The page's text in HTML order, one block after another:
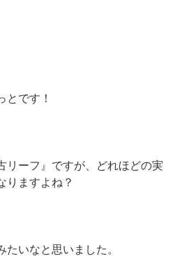
とです！
リーフ』ですが、どれほどの実
りますよね？
いなと思いました。